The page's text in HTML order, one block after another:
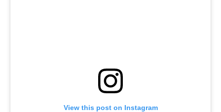
View this post on Instagram